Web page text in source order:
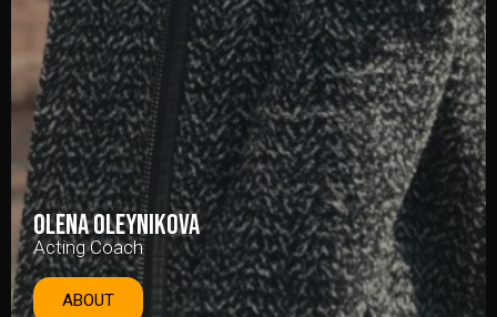
Olena oleynikova
Acting Coach
ABOUT